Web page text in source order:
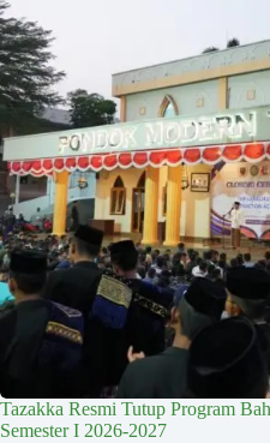
Tazakka Resmi Tutup Program
Semester I 2026-2027